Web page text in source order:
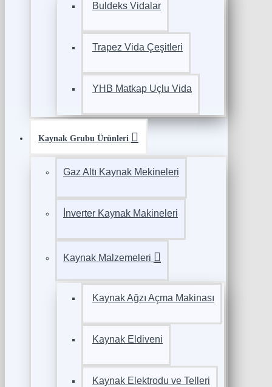
Buldeks Vidalar
Trapez Vida Çeşitleri
YHB Matkap Uçlu Vida
Kaynak Grubu Ürünleri
Gaz Altı Kaynak Mekineleri
İnverter Kaynak Makineleri
Kaynak Malzemeleri
Kaynak Ağzı Açma Makinası
Kaynak Eldiveni
Kaynak Elektrodu ve Telleri